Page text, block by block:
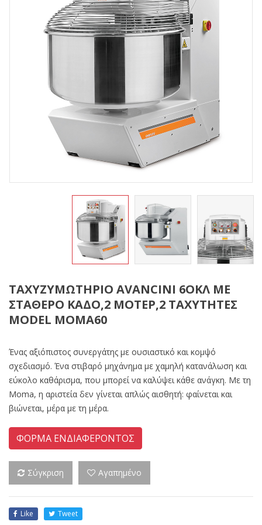
ΤΑΧΥΖΥΜΩΤΗΡΙΟ AVANCINI 6ΟΚΛ ΜΕ
ΣΤΑΘΕΡΟ ΚΑΔΟ,2 ΜΟΤΕΡ,2 ΤΑΧΥΤΗΤΕΣ
MODEL MOMA60
Ένας αξιόπιστος συνεργάτης με ουσιαστικό και κομψό
σχεδιασμό. Ένα στιβαρό μηχάνημα με χαμηλή κατανάλωση και
εύκολο καθάρισμα, που μπορεί να καλύψει κάθε ανάγκη. Με τη
Moma, η αριστεία δεν γίνεται απλώς αισθητή: φαίνεται και
βιώνεται, μέρα με τη μέρα.
ΦΟΡΜΑ ΕΝΔΙΑΦΕΡΟΝΤΟΣ
Σύγκριση Αγαπημένο
Like Tweet